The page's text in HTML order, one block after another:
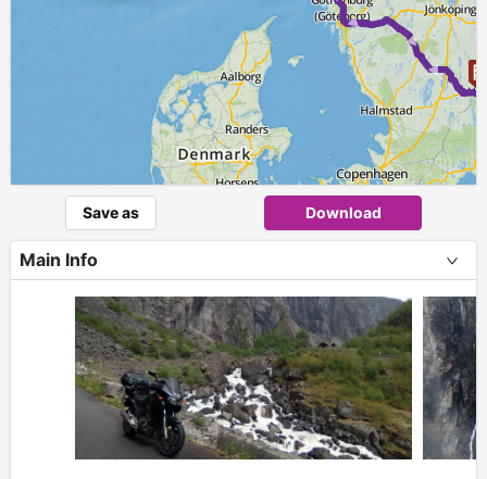
► ►
Save as Download
Main Info